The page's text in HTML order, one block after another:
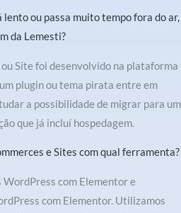
ou passa muito tempo fora do ar,
da Lemesti?
Site foi desenvolvido na plataforma
plugin ou tema pirata entre em
a possibilidade de migrar para um
que já incluí hospedagem.
e Sites com qual ferramenta?
com Elementor e
com Elementor. Utilizamos